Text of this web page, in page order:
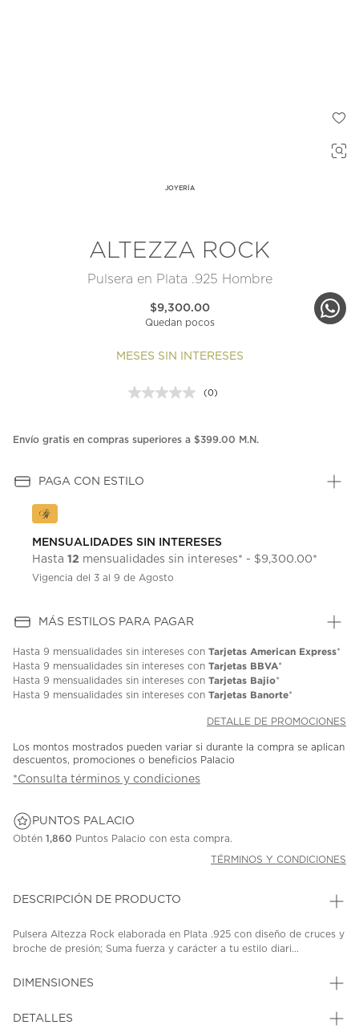
JOYERÍA
ALTEZZA ROCK
Pulsera en Plata .925 Hombre
$9,300.00
Quedan pocos
MESES SIN INTERESES
Sin
en
(0)
Envío gratis en compras superiores a $399.00 M.N.
PAGA CON ESTILO
MENSUALIDADES SIN INTERESES
Hasta 12 mensualidades sin intereses* - $9,300.00*
Vigencia del 3 al 9 de Agosto
MÁS ESTILOS PARA PAGAR
Hasta 9 mensualidades sin intereses con Tarjetas American Express*
Hasta 9 mensualidades sin intereses con Tarjetas BBVA*
Hasta 9 mensualidades sin intereses con Tarjetas Bajio*
Hasta 9 mensualidades sin intereses con Tarjetas Banorte*
DETALLE DE PROMOCIONES
Los montos mostrados pueden variar si durante la compra se aplican
descuentos, promociones o beneficios Palacio
*Consulta términos y condiciones
PUNTOS PALACIO
Obtén 1,860 Puntos Palacio con esta compra.
TÉRMINOS Y CONDICIONES
DESCRIPCIÓN DE PRODUCTO
Pulsera Altezza Rock elaborada en Plata .925 con diseño de cruces y
broche de presión; Suma fuerza y carácter a tu estilo diari...
DIMENSIONES
DETALLES